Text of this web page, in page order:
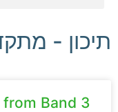
תיכון -
Band 3